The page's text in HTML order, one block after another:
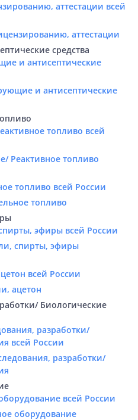
аттестации всей
аттестации
средства
и антисептические
и антисептические
топливо всей
Реактивное топливо
топливо всей России
топливо
эфиры всей России
спирты, эфиры
всей России
ацетон
Биологические
разработки/
всей России
разработки/
всей России
оборудование